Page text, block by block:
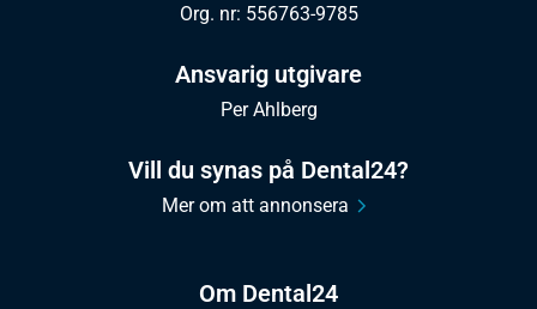
Om Dental24
Org. nr: 556763-9785
Ansvarig utgivare
Per Ahlberg
Vill du synas på Dental24?
Mer om att annonsera